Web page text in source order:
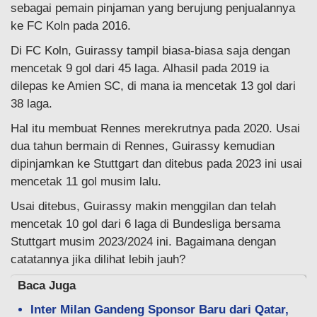
sebagai pemain pinjaman yang berujung penjualannya
ke FC Koln pada 2016.
Di FC Koln, Guirassy tampil biasa-biasa saja dengan
mencetak 9 gol dari 45 laga. Alhasil pada 2019 ia
dilepas ke Amien SC, di mana ia mencetak 13 gol dari
38 laga.
Hal itu membuat Rennes merekrutnya pada 2020. Usai
dua tahun bermain di Rennes, Guirassy kemudian
dipinjamkan ke Stuttgart dan ditebus pada 2023 ini usai
mencetak 11 gol musim lalu.
Usai ditebus, Guirassy makin menggilan dan telah
mencetak 10 gol dari 6 laga di Bundesliga bersama
Stuttgart musim 2023/2024 ini. Bagaimana dengan
catatannya jika dilihat lebih jauh?
Baca Juga
Inter Milan Gandeng Sponsor Baru dari Qatar,